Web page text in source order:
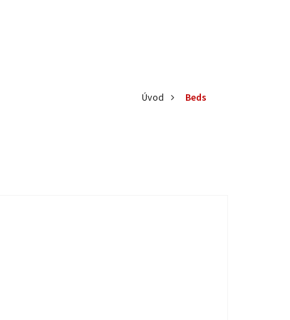
Úvod Beds